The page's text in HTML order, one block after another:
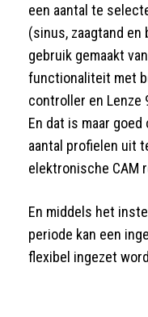
een aantal te
(sinus, zaagtand en
gebruik gemaakt
functionaliteit met
controller en Lenze
En dat is maar
aantal profielen uit
elektronische CAM
En middels het
periode kan een
flexibel ingezet